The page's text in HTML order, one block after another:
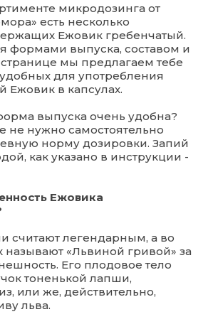
микродозинга от
есть несколько
Ежовик гребенчатый.
формами выпуска, составом и
мы предлагаем тебе
для употребления
в капсулах.
выпуска очень удобна?
не нужно самостоятельно
норму дозировки. Запий
как указано в инструкции -
Ежовика
считают легендарным, а во
называют «Львиной гривой» за
Его плодовое тело
тоненькой лапши,
или же, действительно,
льва.